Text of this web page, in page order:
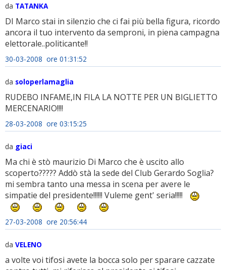
da TATANKA
DI Marco stai in silenzio che ci fai più bella figura, ricordo
ancora il tuo intervento da semproni, in piena campagna
elettorale..politicante!!
30-03-2008 ore 01:31:52
da soloperlamaglia
RUDEBO INFAME,IN FILA LA NOTTE PER UN BIGLIETTO
MERCENARIO!!!!
28-03-2008 ore 03:15:25
da giaci
Ma chi è stò maurizio Di Marco che è uscito allo
scoperto????? Addò stà la sede del Club Gerardo Soglia?
mi sembra tanto una messa in scena per avere le
simpatie del presidente!!!!!! Vuleme gent' seria!!!!!
27-03-2008 ore 20:56:44
da VELENO
a volte voi tifosi avete la bocca solo per sparare cazzate